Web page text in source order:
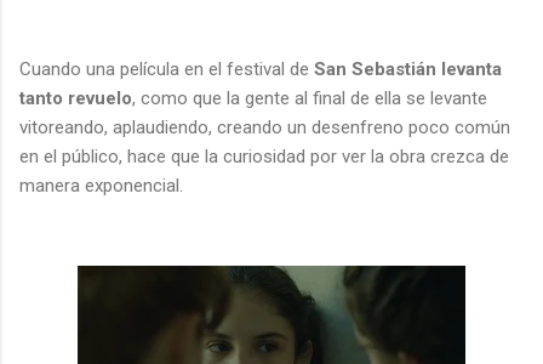
Cuando una película en el festival de San Sebastián levanta
tanto revuelo, como que la gente al final de ella se levante
vitoreando, aplaudiendo, creando un desenfreno poco común
en el público, hace que la curiosidad por ver la obra crezca de
manera exponencial.